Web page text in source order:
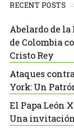
RECENT POSTS
Abelardo de
de Colombia
Cristo Rey
Ataques
York: Un
El Papa León
Una